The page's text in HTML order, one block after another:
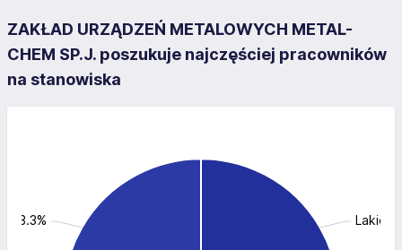
ZAKŁAD URZĄDZEŃ METALOWYCH METAL-
CHEM SP.J. poszukuje najczęściej pracowników
na stanowiska
33.3%